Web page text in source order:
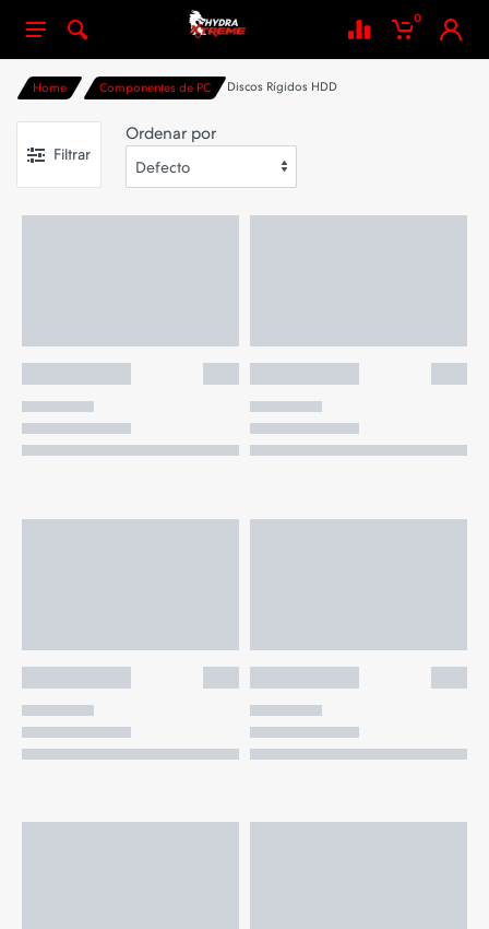
0
Home Componentes de PC Discos Rígidos HDD
Filtrar
Ordenar por